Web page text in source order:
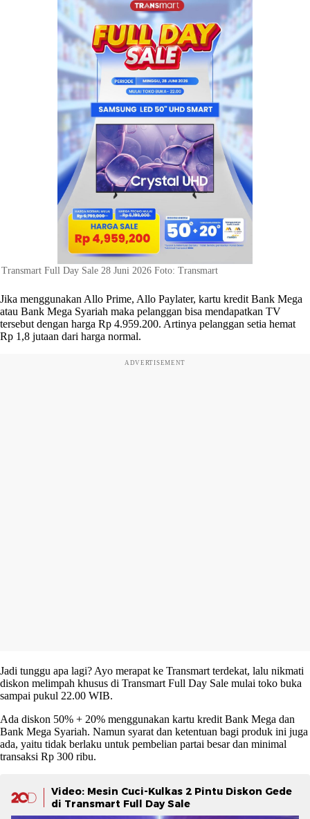
Transmart Full Day Sale 28 Juni 2026 Foto: Transmart
Jika menggunakan Allo Prime, Allo Paylater, kartu kredit Bank Mega
atau Bank Mega Syariah maka pelanggan bisa mendapatkan TV
tersebut dengan harga Rp 4.959.200. Artinya pelanggan setia hemat
Rp 1,8 jutaan dari harga normal.
ADVERTISEMENT
Jadi tunggu apa lagi? Ayo merapat ke Transmart terdekat, lalu nikmati
diskon melimpah khusus di Transmart Full Day Sale mulai toko buka
sampai pukul 22.00 WIB.
Ada diskon 50% + 20% menggunakan kartu kredit Bank Mega dan
Bank Mega Syariah. Namun syarat dan ketentuan bagi produk ini juga
ada, yaitu tidak berlaku untuk pembelian partai besar dan minimal
transaksi Rp 300 ribu.
Video: Mesin Cuci-Kulkas 2 Pintu Diskon Gede
di Transmart Full Day Sale